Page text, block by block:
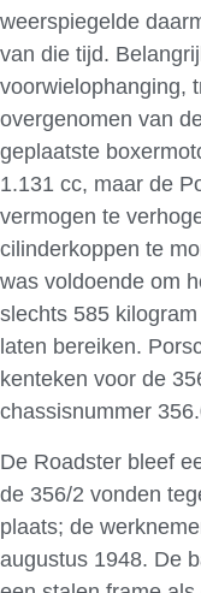
weerspiegelde
van die tijd.
voorwielophanging,
overgenomen van
geplaatste
1.131 cc, maar de
vermogen te
cilinderkoppen te
was voldoende om
slechts 585
laten bereiken.
kenteken voor de
chassisnummer
De Roadster bleef
de 356/2 vonden
plaats; de
augustus 1948. De